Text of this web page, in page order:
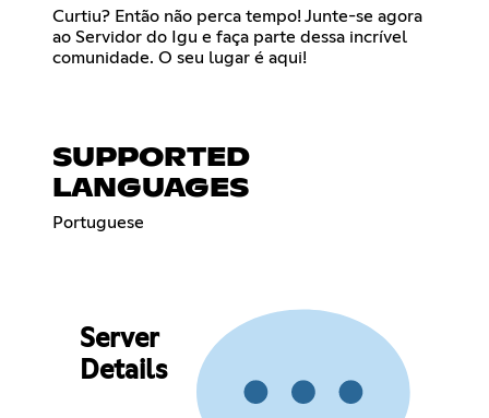
Curtiu? Então não perca tempo! Junte-se agora
ao Servidor do Igu e faça parte dessa incrível
comunidade. O seu lugar é aqui!
SUPPORTED
LANGUAGES
Portuguese
Server
Details